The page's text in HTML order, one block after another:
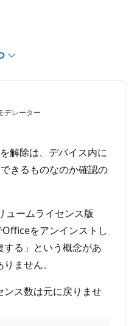
デレーター
解除は、デバイス内に
きるものなのか確認の
ュームライセンス版
をアンインストし
る」という概念があ
ません。
ス数は元に戻りませ